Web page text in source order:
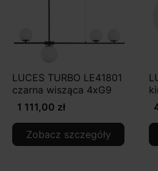
LUCES TURBO LE41801
czarna wisząca 4xG9
1 111,00 zł
Zobacz szczegóły